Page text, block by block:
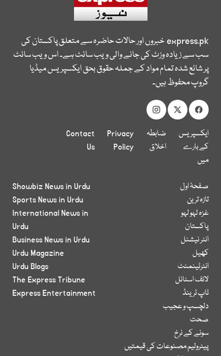
express.pkخبروں اور حالات حاضرہ سے متعلق پاکستان کی
سب سے زیادہ وزٹ کی جانے والی ویب سائٹ ہے۔ اس ویب سائٹ
پر شائع شدہ تمام مواد کے جملہ حقوق بحق ایکسپریس میڈیا
گروپ محفوظ ہیں۔
ایکسپریس
کے بارے
میں
ضابطہ
اخلاق
Privacy
Policy
Contact
Us
صفحۂ اول
تازہ ترین
غزہ لہو لہو
پاکستان
انٹر نیشنل
کھیل
انٹرٹینمنٹ
لائف اسٹائل
ٹاپ ٹرینڈ
دلچسپ و عجیب
صحت
سونے کے نرخ
پیٹرولیم مصنوعات کی قیمتیں
Showbiz News in Urdu
Sports News in Urdu
International News in
Urdu
Business News in Urdu
Urdu Magazine
Urdu Blogs
The Express Tribune
Express Entertainment